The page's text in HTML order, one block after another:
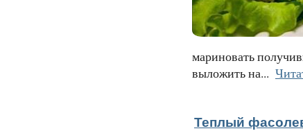
мариновать
выложить на...
Теплый